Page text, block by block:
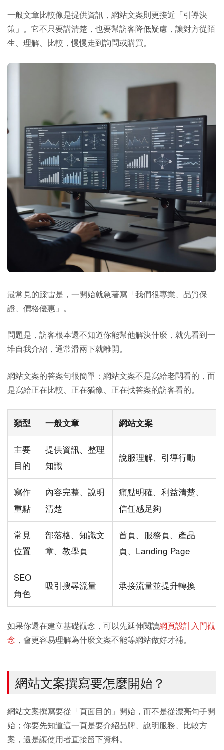
一般文章比較像是提供資訊，網站文案則更接近「引導決
策」。它不只要講清楚，也要幫訪客降低疑慮，讓對方從陌
生、理解、比較，慢慢走到詢問或購買。
最常見的踩雷是，一開始就急著寫「我們很專業、品質保
證、價格優惠」。
問題是，訪客根本還不知道你能幫他解決什麼，就先看到一
堆自我介紹，通常滑兩下就離開。
網站文案的答案句很簡單：網站文案不是寫給老闆看的，而
是寫給正在比較、正在猶豫、正在找答案的訪客看的。
類型 一般文章 網站文案
主要
目的
提供資訊、整理
知識
說服理解、引導行動
寫作
重點
內容完整、說明
清楚
痛點明確、利益清楚、
信任感足夠
常見
位置
部落格、知識文
章、教學頁
首頁、服務頁、產品
頁、Landing Page
SEO
角色
吸引搜尋流量 承接流量並提升轉換
如果你還在建立基礎觀念，可以先延伸閱讀網頁設計入門觀
念 ，會更容易理解為什麼文案不能等網站做好才補。
網站文案撰寫要怎麼開始？
網站文案撰寫要從「頁面目的」開始，而不是從漂亮句子開
始；你要先知道這一頁是要介紹品牌、說明服務、比較方
案，還是讓使用者直接留下資料。